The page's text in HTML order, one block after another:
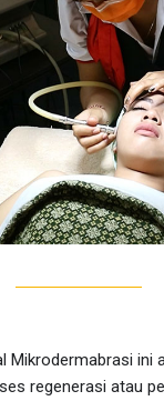
Mikrodermabrasi ini
regenerasi atau